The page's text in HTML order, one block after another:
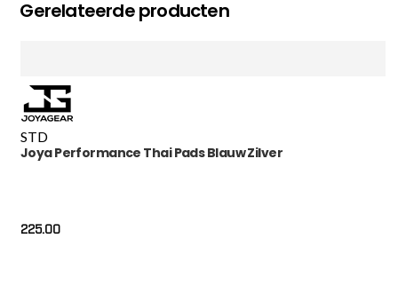
Gerelateerde producten
STD
Joya Performance Thai Pads Blauw Zilver
225.00